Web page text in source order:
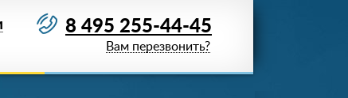
8 495 255-44-45
Вам перезвонить?